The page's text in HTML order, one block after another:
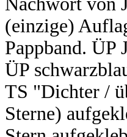
(einzige)
Pappband. ÜP
ÜP
TS "Dichter /
Sterne)